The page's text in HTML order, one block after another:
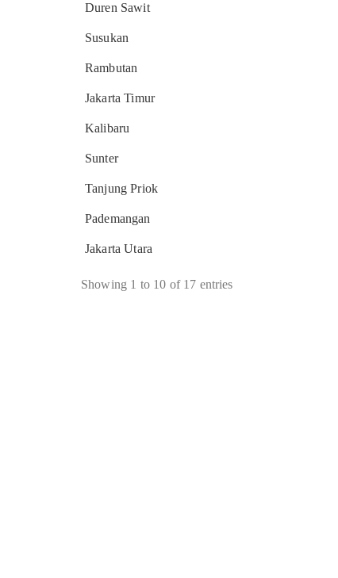
Duren Sawit
Susukan
Rambutan
Jakarta Timur
Kalibaru
Sunter
Tanjung Priok
Pademangan
Jakarta Utara
Showing 1 to 10 of 17 entries